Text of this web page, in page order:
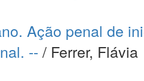
Ação penal de
-- / Ferrer, Flávia